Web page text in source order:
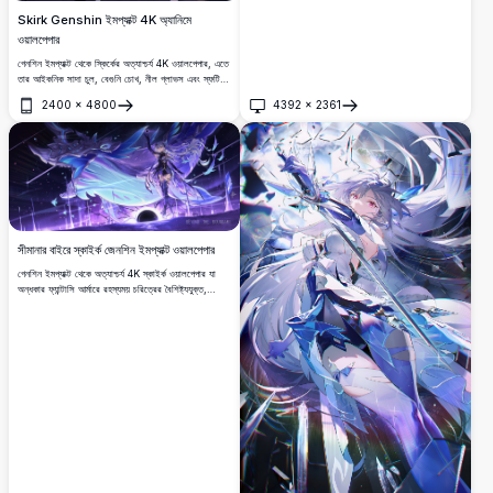
Skirk Genshin ইমপ্যাক্ট 4K অ্যানিমে
ওয়ালপেপার
গেনশিন ইমপ্যাক্ট থেকে স্কির্কের অত্যাশ্চর্য 4K ওয়ালপেপার, এতে
তার আইকনিক সাদা চুল, বেগুনি চোখ, নীল গ্লাভস এবং স্ফটিক
2400 × 4800
খুলুন
4392 × 2361
খুলুন
সীমানার বাইরে স্কাইর্ক জেনশিন ইমপ্যাক্ট ওয়ালপেপার
গেনশিন ইমপ্যাক্ট থেকে অত্যাশ্চর্য 4K স্কাইর্ক ওয়ালপেপার যা
অন্ধকার ফ্যান্টাসি আর্মারে রহস্যময় চরিত্রের বৈশিষ্ট্যযুক্ত,